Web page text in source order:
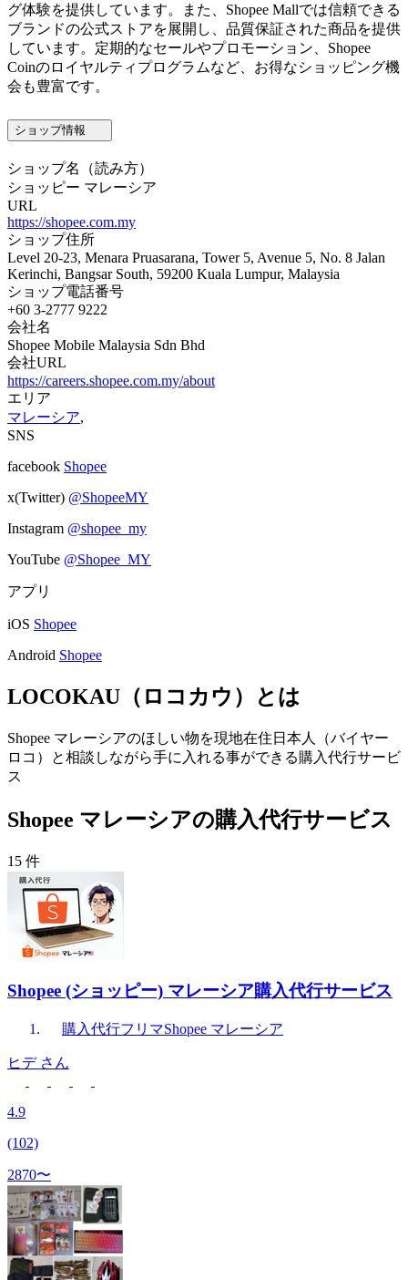
グ体験を提供しています。また、Shopee Mallでは信頼できる
ブランドの公式ストアを展開し、品質保証された商品を提供
しています。定期的なセールやプロモーション、Shopee
Coinのロイヤルティプログラムなど、お得なショッピング機
会も豊富です。
ショップ情報
ショップ名
（読み方）
ショッピー マレーシア
URL
https://shopee.com.my
ショップ住所
Level 20-23, Menara Pruasarana, Tower 5, Avenue 5, No. 8 Jalan
Kerinchi, Bangsar South, 59200 Kuala Lumpur, Malaysia
ショップ電話番号
+60 3-2777 9222
会社名
Shopee Mobile Malaysia Sdn Bhd
会社URL
https://careers.shopee.com.my/about
エリア
マレーシア,
SNS
facebook Shopee
x(Twitter) @ShopeeMY
Instagram @shopee_my
YouTube @Shopee_MY
アプリ
iOS Shopee
Android Shopee
LOCOKAU（ロコカウ）とは
Shopee マレーシアのほしい物を現地在住日本人（バイヤー
ロコ）と相談しながら手に入れる事ができる購入代行サービ
ス
Shopee マレーシアの購入代行サービス
15 件
Shopee (ショッピー) マレーシア購入代行サービス
購入代行フリマShopee マレーシア
ヒデ さん
4.9
(102)
2870〜